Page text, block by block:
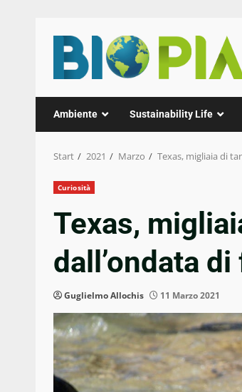
Inhalt
springen
Ambiente Sustainability Life
Start 2021 Marzo Texas, migliaia di
Curiosità
Texas,
dall’ondata
Guglielmo Allochis 11 Marzo 2021